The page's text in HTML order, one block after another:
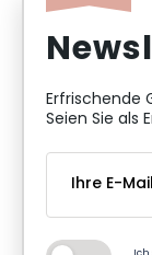
Erfrischende
Seien Sie als